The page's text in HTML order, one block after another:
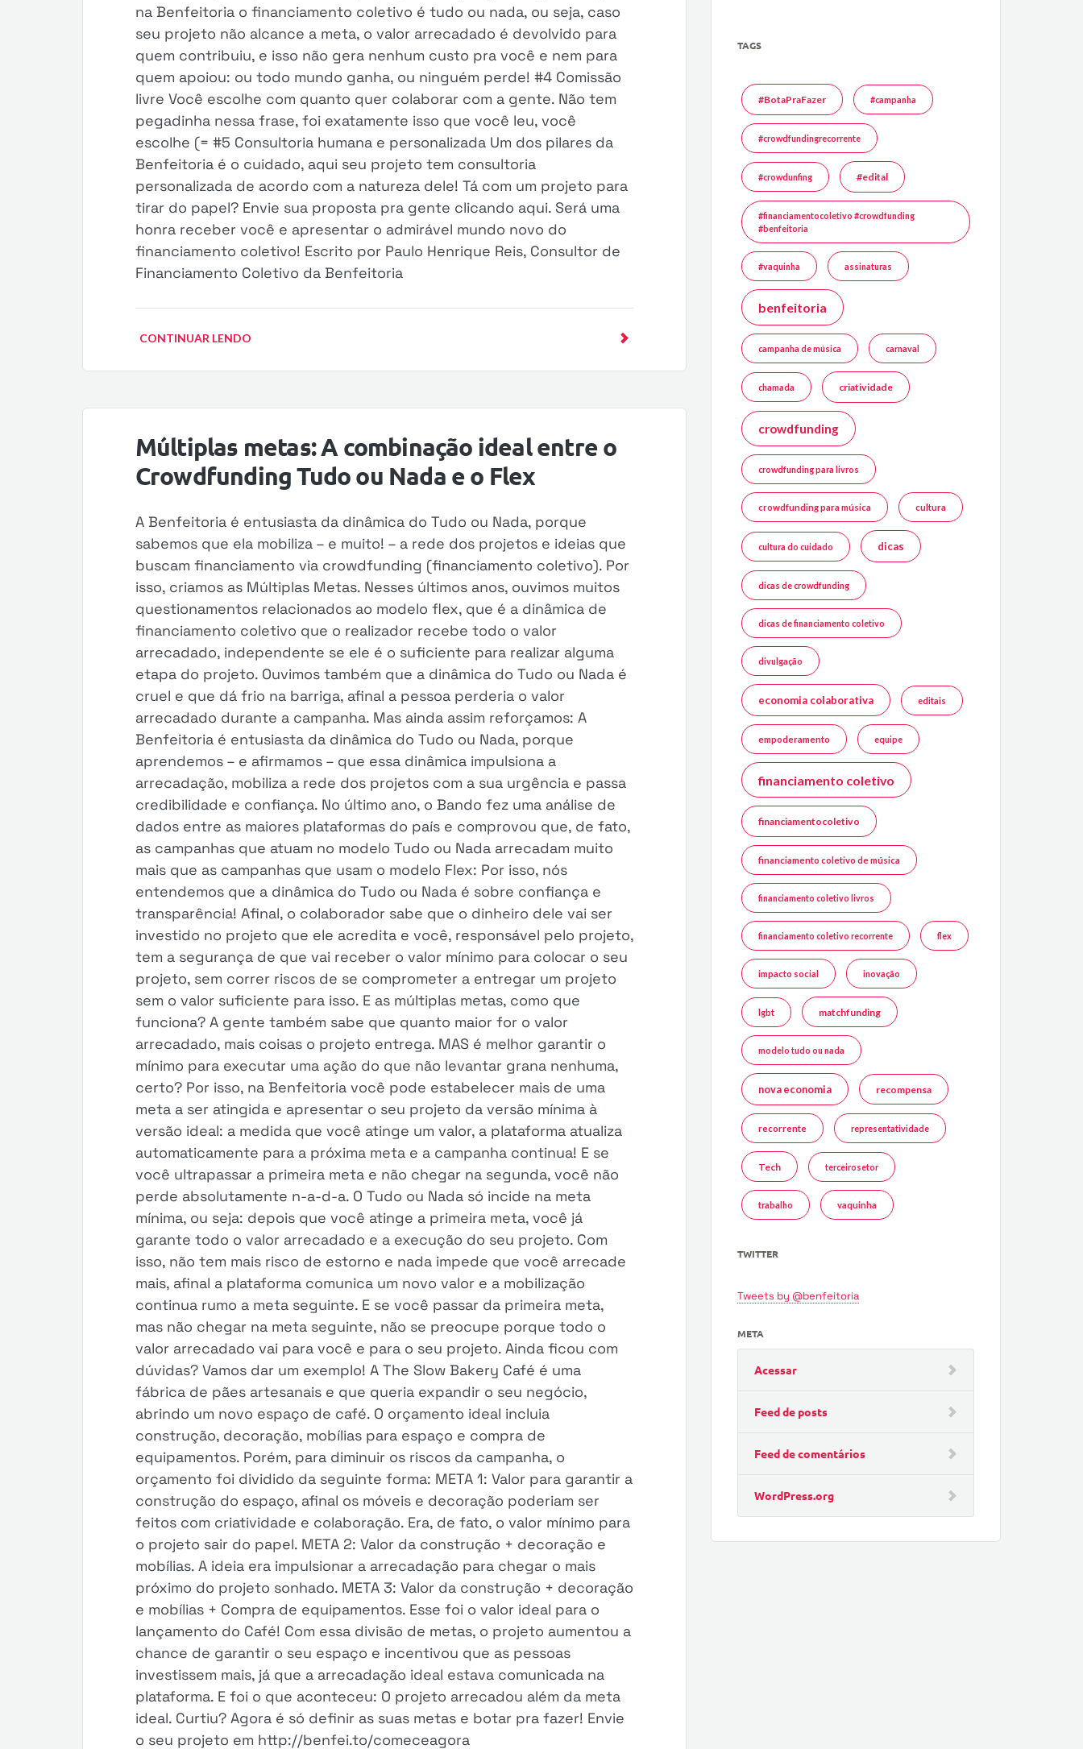
na Benfeitoria o financiamento coletivo é tudo ou nada, ou seja, caso
seu projeto não alcance a meta, o valor arrecadado é devolvido para
quem contribuiu, e isso não gera nenhum custo pra você e nem para
quem apoiou: ou todo mundo ganha, ou ninguém perde! #4 Comissão
livre Você escolhe com quanto quer colaborar com a gente. Não tem
pegadinha nessa frase, foi exatamente isso que você leu, você
escolhe (= #5 Consultoria humana e personalizada Um dos pilares da
Benfeitoria é o cuidado, aqui seu projeto tem consultoria
personalizada de acordo com a natureza dele! Tá com um projeto para
tirar do papel? Envie sua proposta pra gente clicando aqui. Será uma
honra receber você e apresentar o admirável mundo novo do
financiamento coletivo! Escrito por Paulo Henrique Reis, Consultor de
Financiamento Coletivo da Benfeitoria
CONTINUAR LENDO
Múltiplas metas: A combinação ideal entre o
Crowdfunding Tudo ou Nada e o Flex
A Benfeitoria é entusiasta da dinâmica do Tudo ou Nada, porque
sabemos que ela mobiliza – e muito! – a rede dos projetos e ideias que
buscam financiamento via crowdfunding (financiamento coletivo). Por
isso, criamos as Múltiplas Metas. Nesses últimos anos, ouvimos muitos
questionamentos relacionados ao modelo flex, que é a dinâmica de
financiamento coletivo que o realizador recebe todo o valor
arrecadado, independente se ele é o suficiente para realizar alguma
etapa do projeto. Ouvimos também que a dinâmica do Tudo ou Nada é
cruel e que dá frio na barriga, afinal a pessoa perderia o valor
arrecadado durante a campanha. Mas ainda assim reforçamos: A
Benfeitoria é entusiasta da dinâmica do Tudo ou Nada, porque
aprendemos – e afirmamos – que essa dinâmica impulsiona a
arrecadação, mobiliza a rede dos projetos com a sua urgência e passa
credibilidade e confiança. No último ano, o Bando fez uma análise de
dados entre as maiores plataformas do país e comprovou que, de fato,
as campanhas que atuam no modelo Tudo ou Nada arrecadam muito
mais que as campanhas que usam o modelo Flex: Por isso, nós
entendemos que a dinâmica do Tudo ou Nada é sobre confiança e
transparência! Afinal, o colaborador sabe que o dinheiro dele vai ser
investido no projeto que ele acredita e você, responsável pelo projeto,
tem a segurança de que vai receber o valor mínimo para colocar o seu
projeto, sem correr riscos de se comprometer a entregar um projeto
sem o valor suficiente para isso. E as múltiplas metas, como que
funciona? A gente também sabe que quanto maior for o valor
arrecadado, mais coisas o projeto entrega. MAS é melhor garantir o
mínimo para executar uma ação do que não levantar grana nenhuma,
certo? Por isso, na Benfeitoria você pode estabelecer mais de uma
meta a ser atingida e apresentar o seu projeto da versão mínima à
versão ideal: a medida que você atinge um valor, a plataforma atualiza
automaticamente para a próxima meta e a campanha continua! E se
você ultrapassar a primeira meta e não chegar na segunda, você não
perde absolutamente n-a-d-a. O Tudo ou Nada só incide na meta
mínima, ou seja: depois que você atinge a primeira meta, você já
garante todo o valor arrecadado e a execução do seu projeto. Com
isso, não tem mais risco de estorno e nada impede que você arrecade
mais, afinal a plataforma comunica um novo valor e a mobilização
continua rumo a meta seguinte. E se você passar da primeira meta,
mas não chegar na meta seguinte, não se preocupe porque todo o
valor arrecadado vai para você e para o seu projeto. Ainda ficou com
dúvidas? Vamos dar um exemplo! A The Slow Bakery Café é uma
fábrica de pães artesanais e que queria expandir o seu negócio,
abrindo um novo espaço de café. O orçamento ideal incluia
construção, decoração, mobílias para espaço e compra de
equipamentos. Porém, para diminuir os riscos da campanha, o
orçamento foi dividido da seguinte forma: META 1: Valor para garantir a
construção do espaço, afinal os móveis e decoração poderiam ser
feitos com criatividade e colaboração. Era, de fato, o valor mínimo para
o projeto sair do papel. META 2: Valor da construção + decoração e
mobílias. A ideia era impulsionar a arrecadação para chegar o mais
próximo do projeto sonhado. META 3: Valor da construção + decoração
e mobílias + Compra de equipamentos. Esse foi o valor ideal para o
lançamento do Café! Com essa divisão de metas, o projeto aumentou a
chance de garantir o seu espaço e incentivou que as pessoas
investissem mais, já que a arrecadação ideal estava comunicada na
plataforma. E foi o que aconteceu: O projeto arrecadou além da meta
ideal. Curtiu? Agora é só definir as suas metas e botar pra fazer! Envie
o seu projeto em http://benfei.to/comeceagora
TAGS
#BotaPraFazer #campanha
#crowdfundingrecorrente
#crowdunfing #edital
#financiamentocoletivo #crowdfunding
#benfeitoria
#vaquinha assinaturas
benfeitoria
campanha de música carnaval
chamada criatividade
crowdfunding
crowdfunding para livros
crowdfunding para música cultura
cultura do cuidado dicas
dicas de crowdfunding
dicas de financiamento coletivo
divulgação
economia colaborativa editais
empoderamento equipe
financiamento coletivo
financiamentocoletivo
financiamento coletivo de música
financiamento coletivo livros
financiamento coletivo recorrente flex
impacto social inovação
lgbt matchfunding
modelo tudo ou nada
nova economia recompensa
recorrente representatividade
Tech terceirosetor
trabalho vaquinha
TWITTER
Tweets by @benfeitoria
META
Acessar
Feed de posts
Feed de comentários
WordPress.org